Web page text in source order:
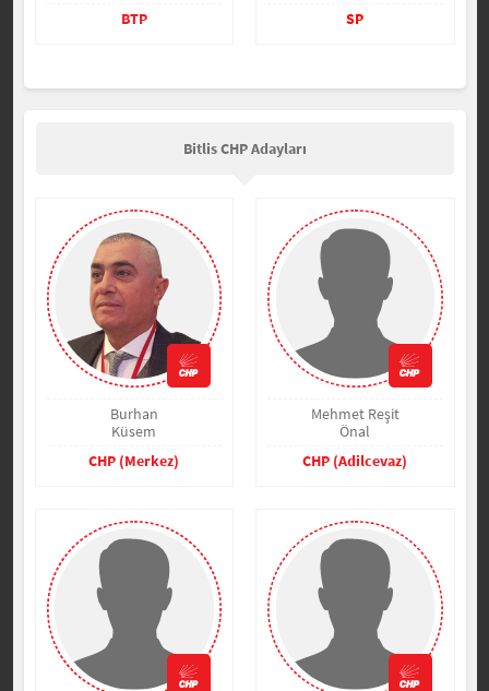
BTP
SP
Bitlis CHP Adayları
Burhan
Küsem
CHP (Merkez)
Mehmet Reşit
Önal
CHP (Adilcevaz)